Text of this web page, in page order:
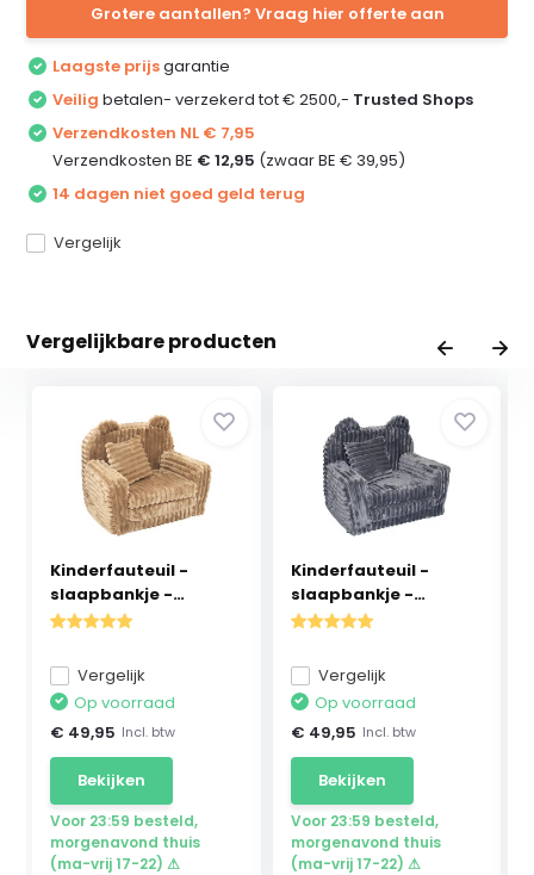
Grotere aantallen? Vraag hier offerte aan
Laagste prijsgarantie
Veilig betalen- verzekerd tot € 2500,- Trusted Shops
Verzendkosten NL € 7,95
Verzendkosten BE € 12,95 (zwaar BE € 39,95)
14 dagen niet goed geld terug
Vergelijk
Vergelijkbare producten
Kinderfauteuil -
slaapbankje -
cordur...
Vergelijk
Op voorraad
€ 49,95 Incl. btw
Bekijken
Voor 23:59 besteld,
morgenavond thuis
(ma-vrij 17-22) ⚠
Kinderfauteuil -
slaapbankje -
cordur...
Vergelijk
Op voorraad
€ 49,95 Incl. btw
Bekijken
Voor 23:59 besteld,
morgenavond thuis
(ma-vrij 17-22) ⚠